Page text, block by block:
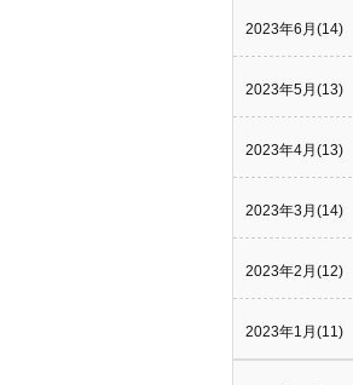
2023年6月(14)
2023年5月(13)
2023年4月(13)
2023年3月(14)
2023年2月(12)
2023年1月(11)